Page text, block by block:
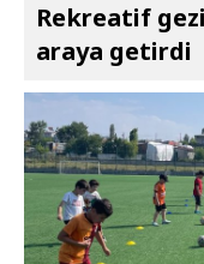
Rekreatif
araya getirdi